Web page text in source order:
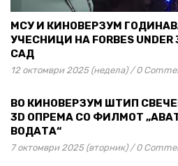
МСУ И КИНОВЕРЗУМ
УЧЕСНИЦИ НА FORBES
САД
12 октомври 2025 (недела) / 0
ВО КИНОВЕРЗУМ ШТИП
3D ОПРЕМА СО ФИЛМОТ
ВОДАТА“
7 октомври 2025 (вторник) / 0